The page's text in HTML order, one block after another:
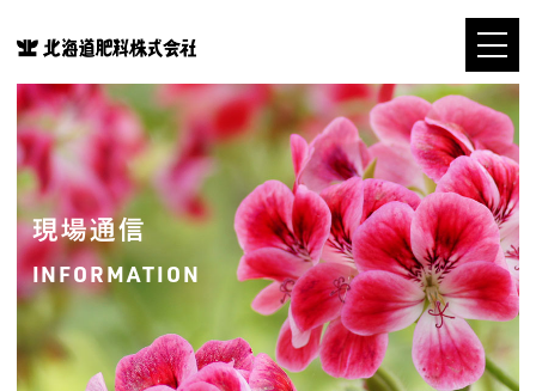
現場通信
INFORMATION